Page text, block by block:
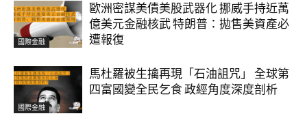
國際金融
歐洲密謀美債美股武器化 挪威手持近萬
億美元金融核武 特朗普：拋售美資產必
遭報復
國際金融
馬杜羅被生擒再現「石油詛咒」 全球第
四富國變全民乞食 政經角度深度剖析